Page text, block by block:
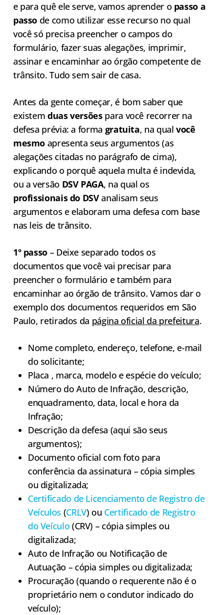
e para quê ele serve, vamos aprender o passo a
passo de como utilizar esse recurso no qual
você só precisa preencher o campos do
formulário, fazer suas alegações, imprimir,
assinar e encaminhar ao órgão competente de
trânsito. Tudo sem sair de casa.
Antes da gente começar, é bom saber que
existem duas versõespara você recorrer na
defesa prévia: a forma gratuita, na qualvocê
mesmo apresenta seus argumentos (as
alegações citadas no parágrafo de cima),
explicando o porquê aquela multa é indevida,
ou a versão DSV PAGA, na qual os
profissionais do DSVanalisam seus
argumentos e elaboram uma defesa com base
nas leis de trânsito.
1º passo – Deixe separado todos os
documentos que você vai precisar para
preencher o formulário e também para
encaminhar ao órgão de trânsito. Vamos dar o
exemplo dos documentos requeridos em São
Paulo, retirados da página oficial da prefeitura.
Nome completo, endereço, telefone, e-mail
do solicitante;
Placa , marca, modelo e espécie do veículo;
Número do Auto de Infração, descrição,
enquadramento, data, local e hora da
Infração;
Descrição da defesa (aqui são seus
argumentos);
Documento oficial com foto para
conferência da assinatura – cópia simples
ou digitalizada;
Certificado de Licenciamento de Registro de
Veículos (CRLV) ou Certificado de Registro
do Veículo (CRV) – cópia simples ou
digitalizada;
Auto de Infração ou Notificação de
Autuação – cópia simples ou digitalizada;
Procuração (quando o requerente não é o
proprietário nem o condutor indicado do
veículo);